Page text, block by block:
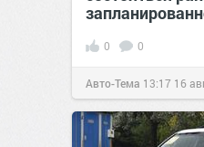
0 0
Авто-Тема 13:17 16